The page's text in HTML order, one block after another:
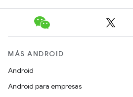
MÁS ANDROID
Android
Android para empresas